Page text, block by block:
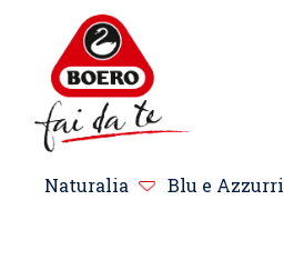
Naturalia Blu e Azzurri